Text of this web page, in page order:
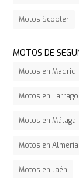
Motos Scooter
MOTOS DE
Motos en Madrid
Motos en
Motos en Málaga
Motos en Almería
Motos en Jaén